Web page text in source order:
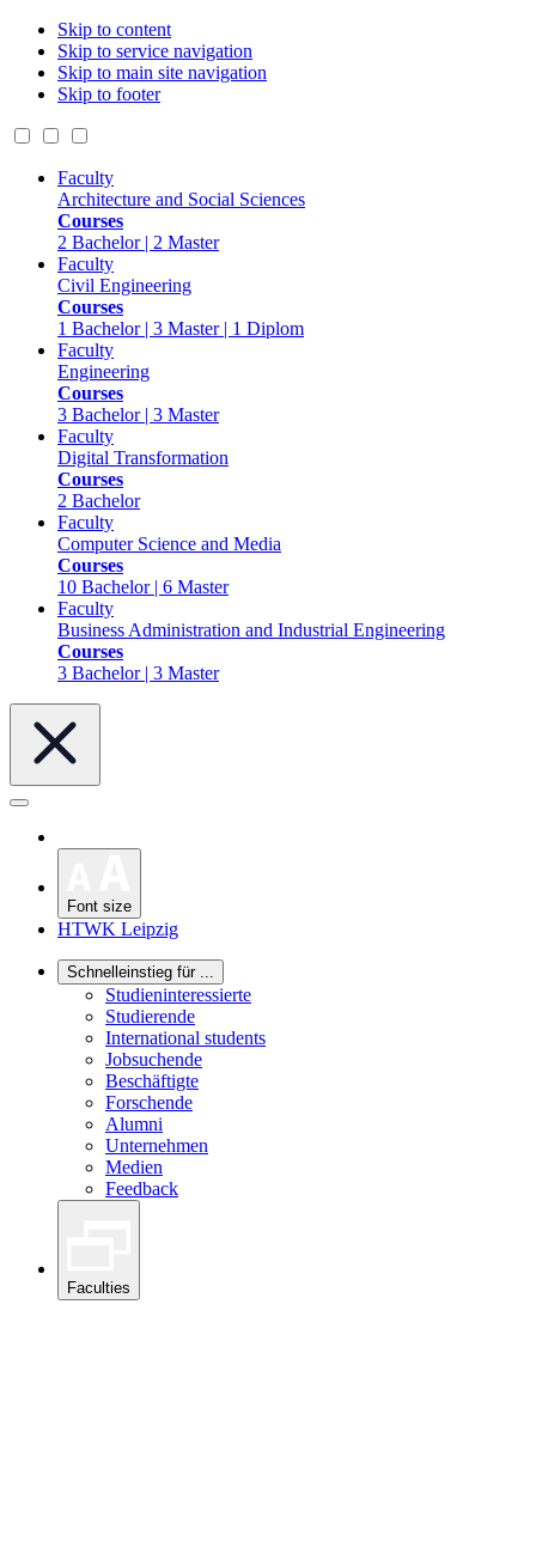
Skip to content
Skip to service navigation
Skip to main site navigation
Skip to footer
Faculty
Architecture and Social Sciences
Courses
2 Bachelor | 2 Master
Faculty
Civil Engineering
Courses
1 Bachelor | 3 Master | 1 Diplom
Faculty
Engineering
Courses
3 Bachelor | 3 Master
Faculty
Digital Transformation
Courses
2 Bachelor
Faculty
Computer Science and Media
Courses
10 Bachelor | 6 Master
Faculty
Business Administration and Industrial Engineering
Courses
3 Bachelor | 3 Master
Font size
HTWK Leipzig
Schnelleinstieg für ...
Studieninteressierte
Studierende
International students
Jobsuchende
Beschäftigte
Forschende
Alumni
Unternehmen
Medien
Feedback
Faculties